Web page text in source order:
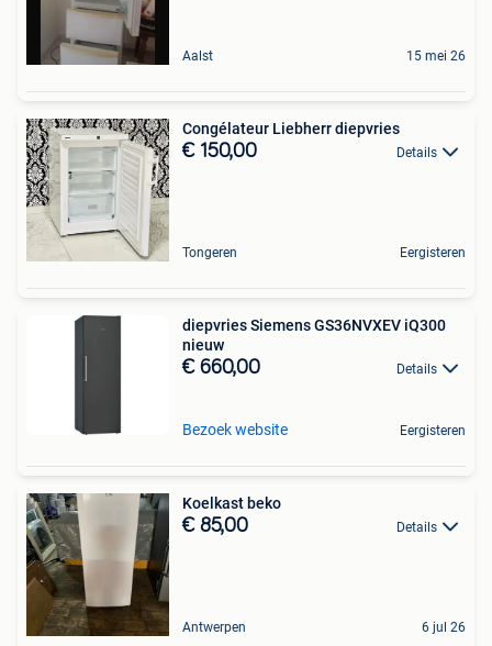
Aalst 15 mei 26
Congélateur Liebherr diepvries
€ 150,00 Details
Tongeren Eergisteren
diepvries Siemens GS36NVXEV iQ300
nieuw
€ 660,00 Details
Bezoek website Eergisteren
Koelkast beko
€ 85,00 Details
Antwerpen 6 jul 26